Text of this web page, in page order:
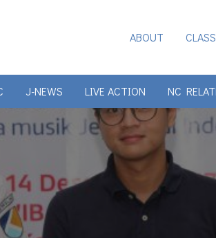
ABOUT CLASS
J-NEWS LIVE ACTION NC